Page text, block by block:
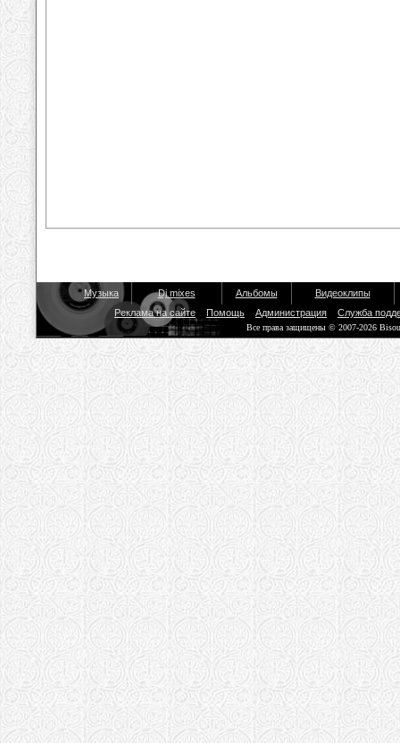
Музыка Dj mixes Альбомы
Видеоклипы
Реклама на сайте
Помощь Администрация Служба
Все права защищены © 2007-2026